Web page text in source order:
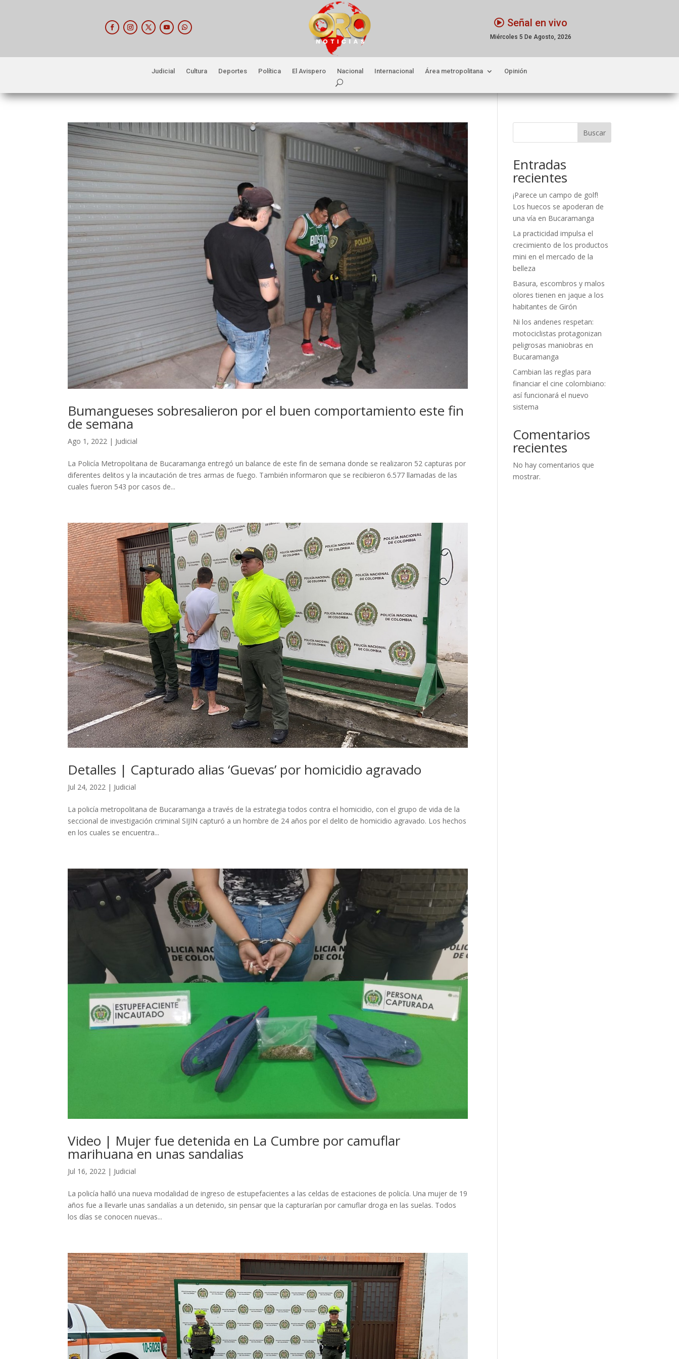
Señal en vivo
Miércoles 5 De Agosto, 2026
Judicial Cultura Deportes Política El Avispero Nacional Internacional Área metropolitana Opinión
Bumangueses sobresalieron por el buen comportamiento este fin
de semana
Ago 1, 2022 | Judicial
La Policía Metropolitana de Bucaramanga entregó un balance de este fin de semana donde se realizaron 52 capturas por
diferentes delitos y la incautación de tres armas de fuego. También informaron que se recibieron 6.577 llamadas de las
cuales fueron 543 por casos de...
Detalles | Capturado alias ‘Guevas’ por homicidio agravado
Jul 24, 2022 | Judicial
La policía metropolitana de Bucaramanga a través de la estrategia todos contra el homicidio, con el grupo de vida de la
seccional de investigación criminal SIJIN capturó a un hombre de 24 años por el delito de homicidio agravado. Los hechos
en los cuales se encuentra...
Video | Mujer fue detenida en La Cumbre por camuflar
marihuana en unas sandalias
Jul 16, 2022 | Judicial
La policía halló una nueva modalidad de ingreso de estupefacientes a las celdas de estaciones de policía. Una mujer de 19
años fue a llevarle unas sandalías a un detenido, sin pensar que la capturarían por camuflar droga en las suelas. Todos
los días se conocen nuevas...
Buscar
Entradas
recientes
¡Parece un campo de golf!
Los huecos se apoderan de
una vía en Bucaramanga
La practicidad impulsa el
crecimiento de los productos
mini en el mercado de la
belleza
Basura, escombros y malos
olores tienen en jaque a los
habitantes de Girón
Ni los andenes respetan:
motociclistas protagonizan
peligrosas maniobras en
Bucaramanga
Cambian las reglas para
financiar el cine colombiano:
así funcionará el nuevo
sistema
Comentarios
recientes
No hay comentarios que
mostrar.